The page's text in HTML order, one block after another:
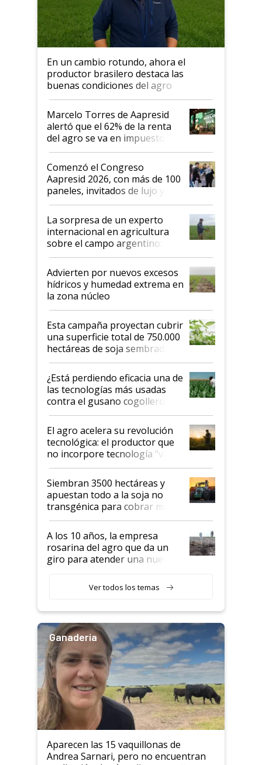
En un cambio rotundo, ahora el
productor brasilero destaca las
buenas condiciones del agro
argentino para invertir: "Los veo
más motivados"
Marcelo Torres de Aapresid
alertó que el 62% de la renta
del agro se va en impuestos:
"No es bueno que en
Argentina se sigan discutiendo
las mismas cosas de hace 50
años"
Comenzó el Congreso
Aapresid 2026, con más de 100
paneles, invitados de lujo y
todas las tendencias
La sorpresa de un experto
internacional en agricultura
sobre el campo argentino:
"Estoy muy impresionado"
Advierten por nuevos excesos
hídricos y humedad extrema en
la zona núcleo
Esta campaña proyectan cubrir
una superficie total de 750.000
hectáreas de soja sembradas
con una nueva generación de
variedades que marcan un
salto tecnológico en genética y
rendimiento
¿Está perdiendo eficacia una de
las tecnologías más usadas
contra el gusano cogollero? El
desafío de una tecnología clave
El agro acelera su revolución
tecnológica: el productor que
no incorpore tecnología "va a
perder el tren"
Siembran 3500 hectáreas y
apuestan todo a la soja no
transgénica para cobrar más
por tonelada: compraron un
semillero
A los 10 años, la empresa
rosarina del agro que da un
giro para atender una nueva
Ver todos los temas
Ganadería
Aparecen las 15 vaquillonas de
Andrea Sarnari, pero no encuentran